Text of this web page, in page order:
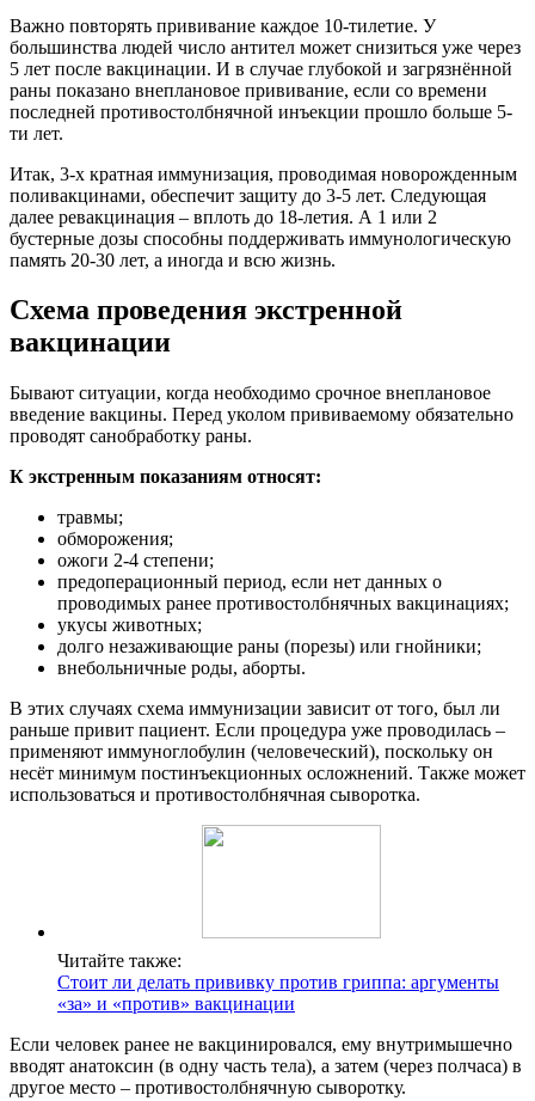
Важно повторять прививание каждое 10-тилетие. У
большинства людей число антител может снизиться уже через
5 лет после вакцинации. И в случае глубокой и загрязнённой
раны показано внеплановое прививание, если со времени
последней противостолбнячной инъекции прошло больше 5-
ти лет.
Итак, 3-х кратная иммунизация, проводимая новорожденным
поливакцинами, обеспечит защиту до 3-5 лет. Следующая
далее ревакцинация – вплоть до 18-летия. А 1 или 2
бустерные дозы способны поддерживать иммунологическую
память 20-30 лет, а иногда и всю жизнь.
Схема проведения экстренной
вакцинации
Бывают ситуации, когда необходимо срочное внеплановое
введение вакцины. Перед уколом прививаемому обязательно
проводят санобработку раны.
К экстренным показаниям относят:
травмы;
обморожения;
ожоги 2-4 степени;
предоперационный период, если нет данных о
проводимых ранее противостолбнячных вакцинациях;
укусы животных;
долго незаживающие раны (порезы) или гнойники;
внебольничные роды, аборты.
В этих случаях схема иммунизации зависит от того, был ли
раньше привит пациент. Если процедура уже проводилась –
применяют иммуноглобулин (человеческий), поскольку он
несёт минимум постинъекционных осложнений. Также может
использоваться и противостолбнячная сыворотка.
Читайте также:
Стоит ли делать прививку против гриппа: аргументы
«за» и «против» вакцинации
Если человек ранее не вакцинировался, ему внутримышечно
вводят анатоксин (в одну часть тела), а затем (через полчаса) в
другое место – противостолбнячную сыворотку.